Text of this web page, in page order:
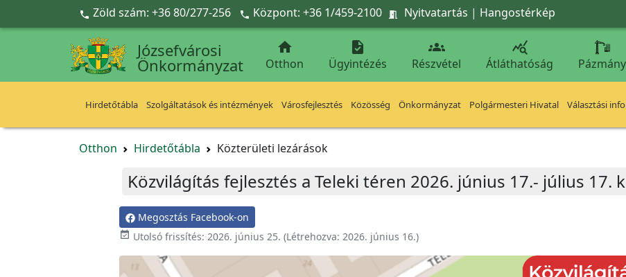
Ugrás a fő tartalomra
 Zöld szám: +36 80/277-256  Központ: +36 1/459-2100  Nyitvatartás | Hangostérkép
Józsefvárosi
Önkormányzat

Otthon

Ügyintézés

Részvétel

Átláthatóság Pázmány
Hirdetőtábla Szolgáltatások és intézmények Városfejlesztés Közösség Önkormányzat Polgármesteri Hivatal Választási
Otthon Hirdetőtábla Közterületi lezárások
Közvilágítás fejlesztés a Teleki téren 2026. június 17.- július 17.
Megosztás Facebook-on
event_available Utolsó frissítés: 2026. június 25. (Létrehozva: 2026. június 16.)